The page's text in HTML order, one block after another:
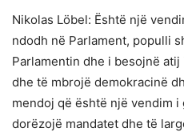
Nikolas Löbel: Është një
ndodh në Parlament, populli
Parlamentin dhe i besojnë
dhe të mbrojë demokracinë
mendoj që është një vendim i
dorëzojë mandatet dhe të